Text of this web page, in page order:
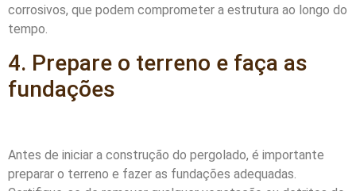
corrosivos, que podem comprometer a estrutura ao longo do
tempo.
4. Prepare o terreno e faça as
fundações
Antes de iniciar a construção do pergolado, é importante
preparar o terreno e fazer as fundações adequadas.